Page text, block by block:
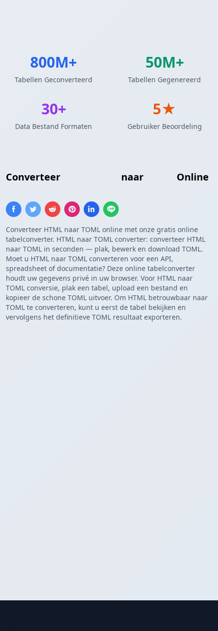
Converteer naar Online
Converteer HTML naar TOML online met onze gratis online
tabelconverter. HTML naar TOML converter: converteer HTML
naar TOML in seconden — plak, bewerk en download TOML.
Moet u HTML naar TOML converteren voor een API,
spreadsheet of documentatie? Deze online tabelconverter
houdt uw gegevens privé in uw browser. Voor HTML naar
TOML conversie, plak een tabel, upload een bestand en
kopieer de schone TOML uitvoer. Om HTML betrouwbaar naar
TOML te converteren, kunt u eerst de tabel bekijken en
vervolgens het definitieve TOML resultaat exporteren.
800M+
Tabellen Geconverteerd
50M+
Tabellen Gegenereerd
30+
Data Bestand Formaten
5★
Gebruiker Beoordeling